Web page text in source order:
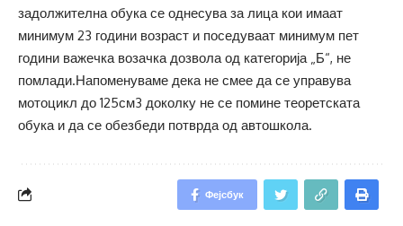
задолжителна обука се однесува за лица кои имаат
минимум 23 години возраст и поседуваат минимум пет
години важечка возачка дозвола од категорија „Б“, не
помлади.Напоменуваме дека не смее да се управува
мотоцикл до 125см3 доколку не се помине теоретската
обука и да се обезбеди потврда од автошкола.
Фејсбук